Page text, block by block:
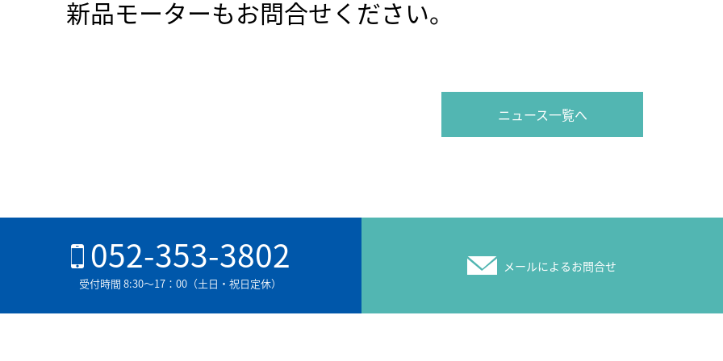
新品モーターもお問合せください。
ニュース一覧へ
052-353-3802
受付時間 8:30〜17：00（土日・祝日定休）
メールによるお問合せ